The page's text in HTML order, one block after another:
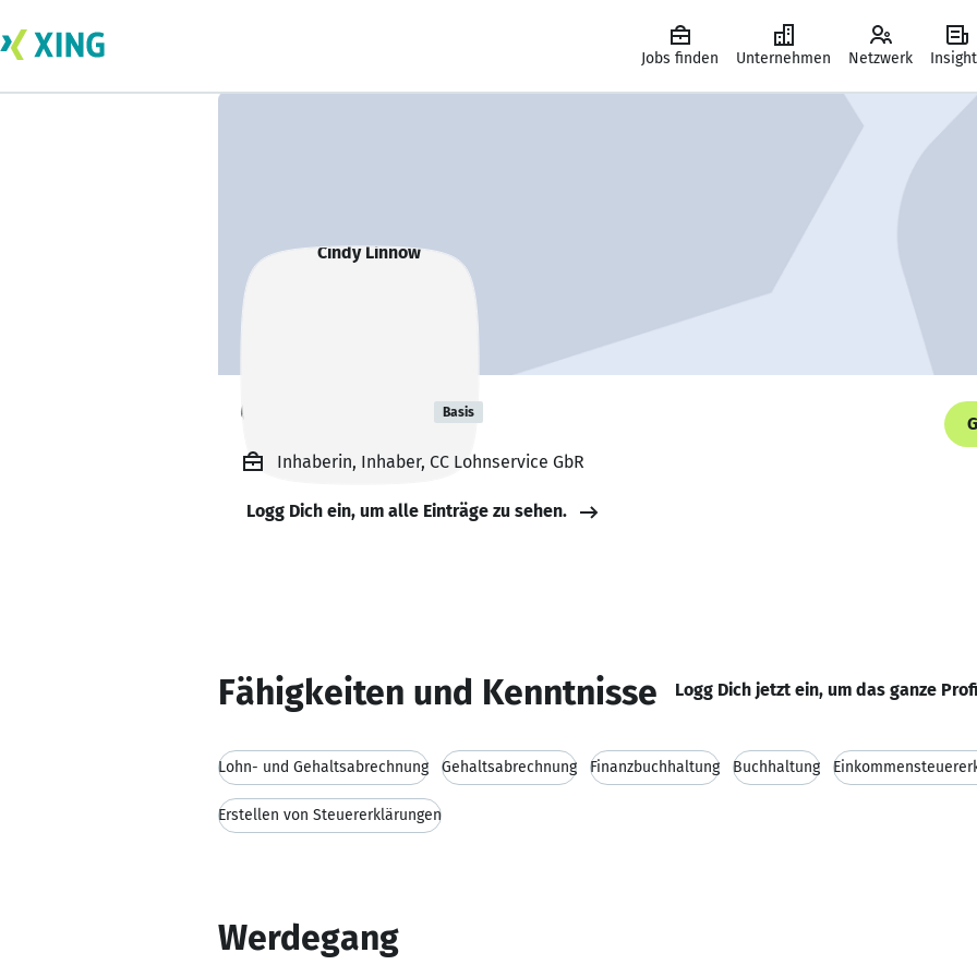
Jobs finden Unternehmen Netzwerk
Cindy Linnow Basis
Inhaberin, Inhaber, CC Lohnservice GbR
Logg Dich ein, um alle Einträge zu sehen.
Fähigkeiten und Kenntnisse Logg Dich jetzt ein, um das ganze
Lohn- und Gehaltsabrechnung Gehaltsabrechnung Finanzbuchhaltung Buchhaltung
Erstellen von Steuererklärungen
Werdegang